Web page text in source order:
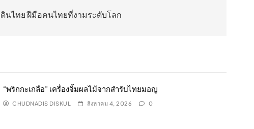
ดินไทย ฝีมือคนไทยที่งามระดับโลก
“พริกกะเกลือ” เครื่องจิ้มผลไม้จากสำรับไทยมอญ
CHUDNADIS DISKUL สิงหาคม 4, 2026 0